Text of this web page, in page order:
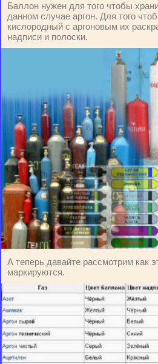
Баллон нужен для того чтобы
данном случае аргон. Для того
кислородный с аргоновым их
надписи и полоски.
А теперь давайте рассмотрим как
маркируются.